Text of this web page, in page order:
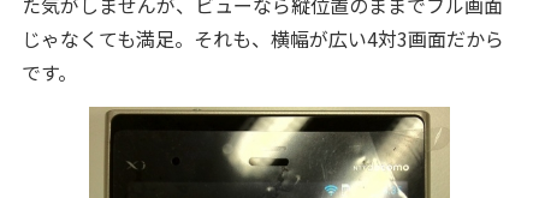
じゃなくても満足。それも、横幅が広い4対3画面だから
です。